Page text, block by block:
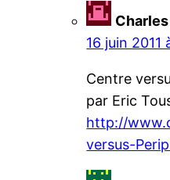
Charles
16 juin 2011
Centre
par Eric
http://
versus-